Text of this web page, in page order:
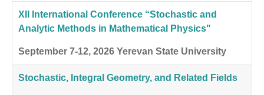
XII International Conference “Stochastic and
Analytic Methods in Mathematical Physics"
September 7-12, 2026 Yerevan State University
Stochastic, Integral Geometry, and Related Fields